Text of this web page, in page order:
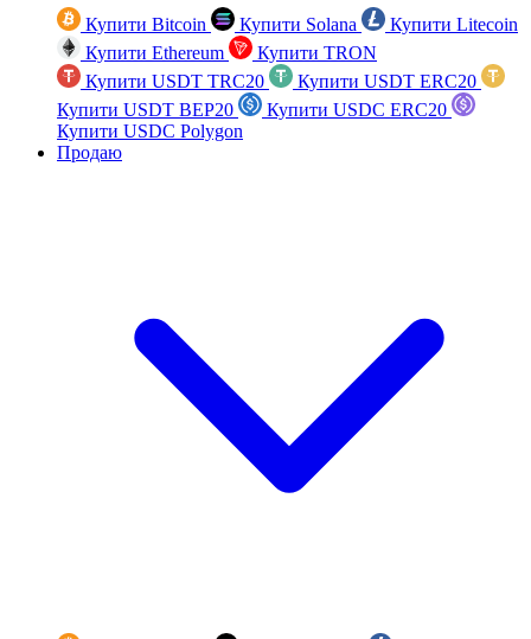
Купити Bitcoin Купити Solana
Купити Litecoin
Купити Ethereum
Купити TRON
Купити USDT TRC20
Купити USDT ERC20
Купити USDT BEP20
Купити USDC ERC20
Купити USDC Polygon
Продаю